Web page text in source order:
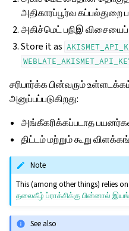
அதிகாரப்பூர்வ கப்பல்துறை
அகிச்மெட் பநிஇ
Store it as
சரிபார்க்க பின்வரும்
அனுப்பப்படுகிறது:
அங்கீகரிக்கப்படாத
திட்டம் மற்றும் கூறு
Note
This (among other things) relies
தலைகீழ் ப்ராக்சிக்கு பின்னால்
See also